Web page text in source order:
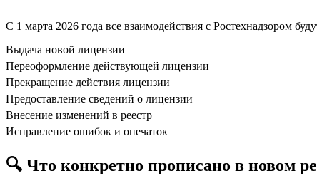
С 1 марта 2026 года все взаимодействия с Ростехнадзором
Выдача новой лицензии
Переоформление действующей лицензии
Прекращение действия лицензии
Предоставление сведений о лицензии
Внесение изменений в реестр
Исправление ошибок и опечаток
🔍 Что конкретно прописано в новом